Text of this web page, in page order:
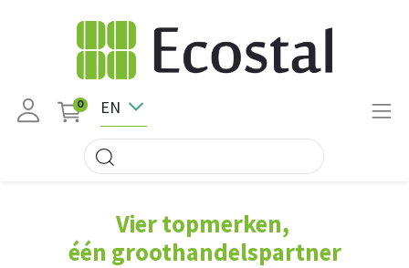
0 EN
Vier topmerken,
één groothandelspartner